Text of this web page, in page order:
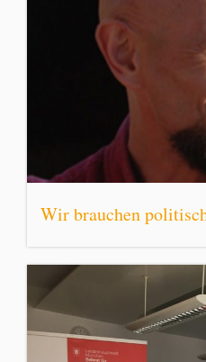
Wir brauchen